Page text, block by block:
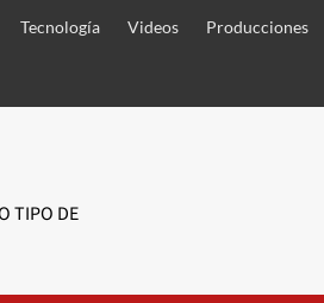
Tecnología Videos Producciones
TIPO DE